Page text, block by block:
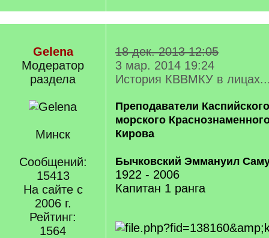
Gelena
Модератор
раздела
Минск
Сообщений:
15413
На сайте с
2006 г.
Рейтинг:
1564
18 дек. 2013 12:05
3 мар. 2014 19:24
История КВВМКУ в
Преподаватели
морского
Кирова
Бычковский Эммануил
1922 - 2006
Капитан 1 ранга